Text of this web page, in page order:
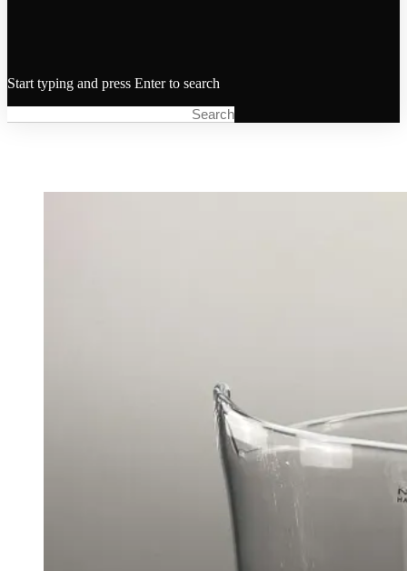
Start typing and press Enter to search